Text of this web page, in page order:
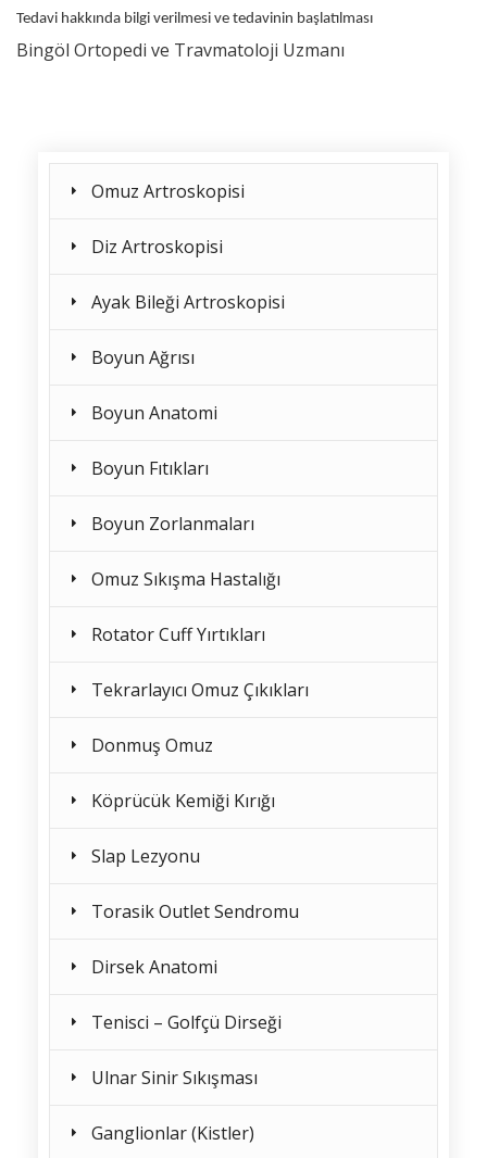
Tedavi hakkında bilgi verilmesi ve tedavinin başlatılması
Bingöl Ortopedi ve Travmatoloji Uzmanı
Omuz Artroskopisi
Diz Artroskopisi
Ayak Bileği Artroskopisi
Boyun Ağrısı
Boyun Anatomi
Boyun Fıtıkları
Boyun Zorlanmaları
Omuz Sıkışma Hastalığı
Rotator Cuff Yırtıkları
Tekrarlayıcı Omuz Çıkıkları
Donmuş Omuz
Köprücük Kemiği Kırığı
Slap Lezyonu
Torasik Outlet Sendromu
Dirsek Anatomi
Tenisci – Golfçü Dirseği
Ulnar Sinir Sıkışması
Ganglionlar (Kistler)